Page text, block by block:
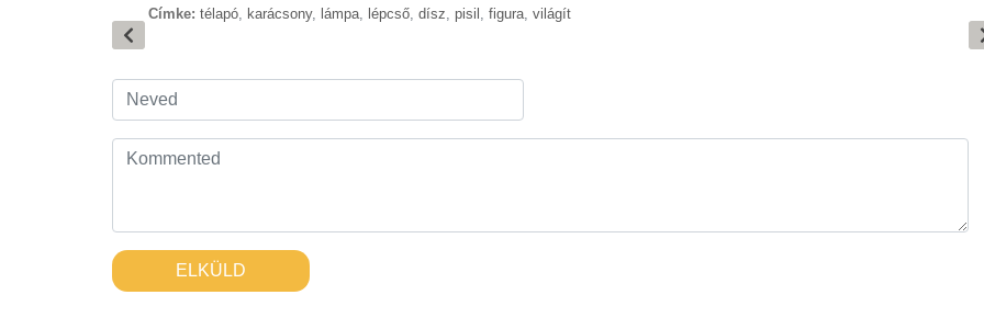
Címke: télapó, karácsony, lámpa, lépcső, dísz, pisil , figura, világít
ELKÜLD